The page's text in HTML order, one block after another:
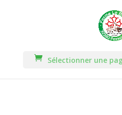
Sélectionner une